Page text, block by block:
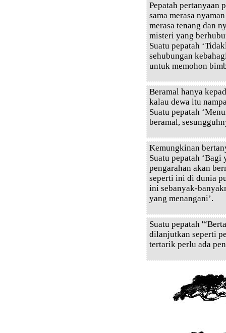
Pepatah pertanyaan
sama merasa
merasa tenang dan
misteri yang
Suatu pepatah
sehubungan
untuk memohon
Beramal hanya
kalau dewa itu
Suatu pepatah
beramal,
Kemungkinan
Suatu pepatah
pengarahan akan
seperti ini di dunia
ini sebanyak-
yang menangani’.
Suatu pepatah
dilanjutkan seperti
tertarik perlu ada